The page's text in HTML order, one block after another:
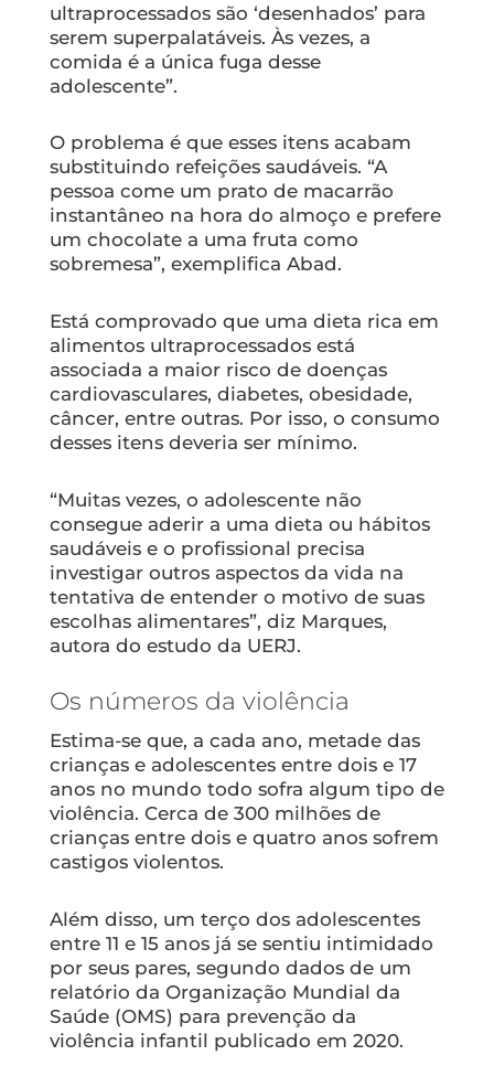
ultraprocessados são ‘desenhados’ para
serem superpalatáveis. Às vezes, a
comida é a única fuga desse
adolescente”.
O problema é que esses itens acabam
substituindo refeições saudáveis. “A
pessoa come um prato de macarrão
instantâneo na hora do almoço e prefere
um chocolate a uma fruta como
sobremesa”, exemplifica Abad.
Está comprovado que uma dieta rica em
alimentos ultraprocessados está
associada a maior risco de doenças
cardiovasculares, diabetes, obesidade,
câncer, entre outras. Por isso, o consumo
desses itens deveria ser mínimo.
“Muitas vezes, o adolescente não
consegue aderir a uma dieta ou hábitos
saudáveis e o profissional precisa
investigar outros aspectos da vida na
tentativa de entender o motivo de suas
escolhas alimentares”, diz Marques,
autora do estudo da UERJ.
Os números da violência
Estima-se que, a cada ano, metade das
crianças e adolescentes entre dois e 17
anos no mundo todo sofra algum tipo de
violência. Cerca de 300 milhões de
crianças entre dois e quatro anos sofrem
castigos violentos.
Além disso, um terço dos adolescentes
entre 11 e 15 anos já se sentiu intimidado
por seus pares, segundo dados de um
relatório da Organização Mundial da
Saúde (OMS) para prevenção da
violência infantil publicado em 2020.